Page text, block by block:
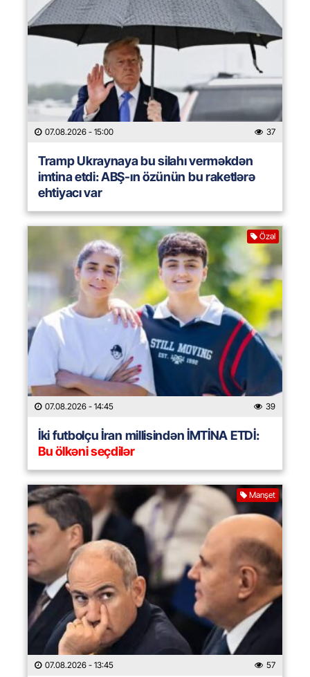
07.08.2026 - 15:00 37
Tramp Ukraynaya bu silahı verməkdən
imtina etdi: ABŞ-ın özünün bu raketlərə
ehtiyacı var
Özəl
07.08.2026 - 14:45 39
İki futbolçu İran millisindən İMTİNA ETDİ:
Bu ölkəni seçdilər
Manşet
07.08.2026 - 13:45 57